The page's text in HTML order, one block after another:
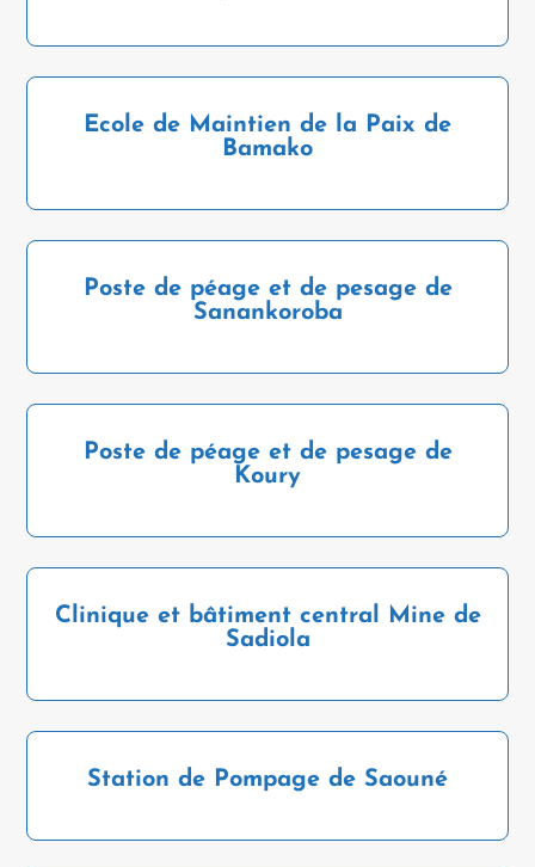
Ecole de Maintien de la Paix de
Bamako
Poste de péage et de pesage de
Sanankoroba
Poste de péage et de pesage de
Koury
Clinique et bâtiment central Mine de
Sadiola
Station de Pompage de Saouné